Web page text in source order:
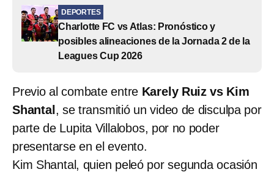
DEPORTES
Charlotte FC vs Atlas: Pronóstico y
posibles alineaciones de la Jornada 2 de la
Leagues Cup 2026
Previo al combate entre Karely Ruiz vs Kim
Shantal , se transmitió un video de disculpa por
parte de Lupita Villalobos, por no poder
presentarse en el evento.
Kim Shantal, quien peleó por segunda ocasión